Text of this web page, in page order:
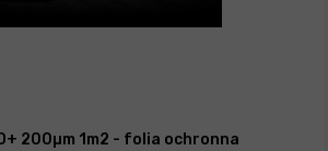
200µm 1m2 - folia ochronna